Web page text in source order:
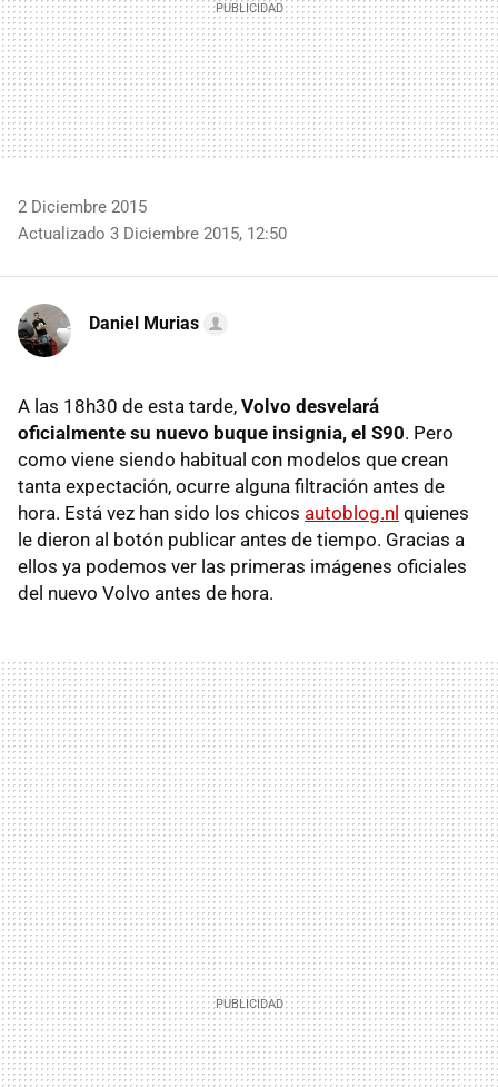
2 Diciembre 2015
Actualizado 3 Diciembre 2015, 12:50
Daniel Murias
A las 18h30 de esta tarde, Volvo desvelará
oficialmente su nuevo buque insignia, el S90. Pero
como viene siendo habitual con modelos que crean
tanta expectación, ocurre alguna filtración antes de
hora. Está vez han sido los chicos autoblog.nl quienes
le dieron al botón publicar antes de tiempo. Gracias a
ellos ya podemos ver las primeras imágenes oficiales
del nuevo Volvo antes de hora.